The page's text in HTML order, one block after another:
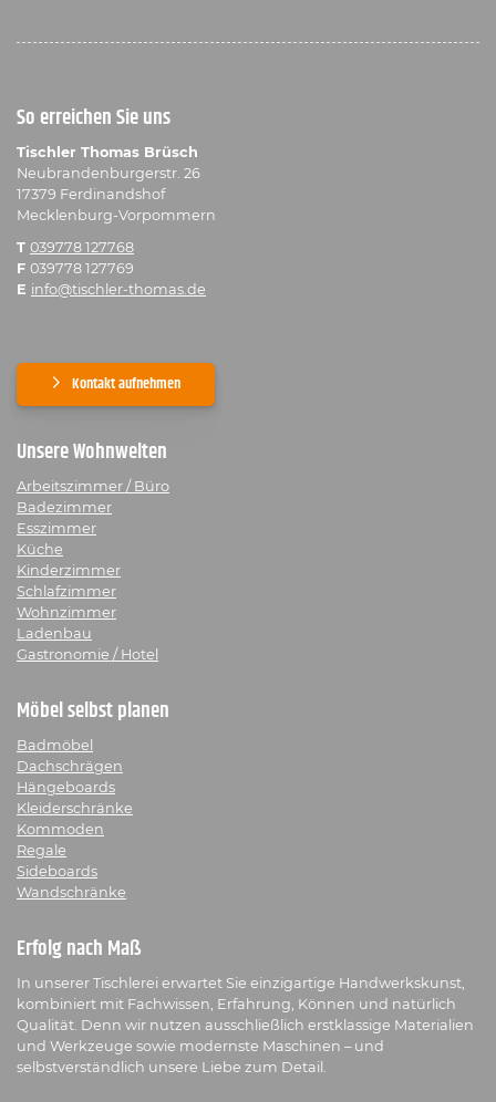
So erreichen Sie uns
Tischler Thomas Brüsch
Neubrandenburgerstr. 26
17379 Ferdinandshof
Mecklenburg-Vorpommern
T 039778 127768
F 039778 127769
E info@tischler-thomas.de
Kontakt aufnehmen
Unsere Wohnwelten
Arbeitszimmer / Büro
Badezimmer
Esszimmer
Küche
Kinderzimmer
Schlafzimmer
Wohnzimmer
Ladenbau
Gastronomie / Hotel
Möbel selbst planen
Badmöbel
Dachschrägen
Hängeboards
Kleiderschränke
Kommoden
Regale
Sideboards
Wandschränke
Erfolg nach Maß
In unserer Tischlerei erwartet Sie einzigartige Handwerkskunst,
kombiniert mit Fachwissen, Erfahrung, Können und natürlich
Qualität. Denn wir nutzen ausschließlich erstklassige Materialien
und Werkzeuge sowie modernste Maschinen – und
selbstverständlich unsere Liebe zum Detail.